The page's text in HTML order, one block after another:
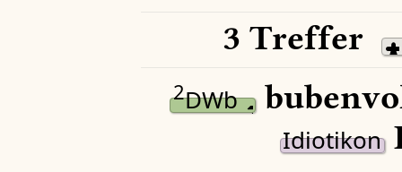
3 Treffer
2DWb
Idiotikon